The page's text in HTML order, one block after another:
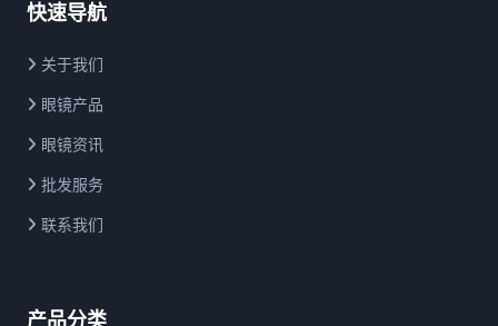
快速导航
关于我们
眼镜产品
眼镜资讯
批发服务
联系我们
产品分类